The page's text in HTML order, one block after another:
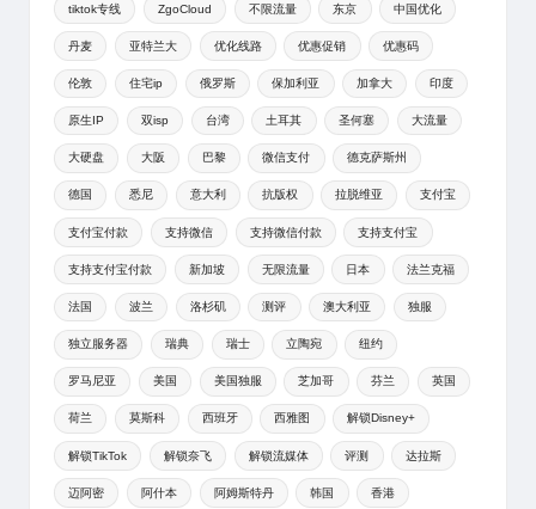
tiktok专线 ZgoCloud 不限流量 东京 中国优化
丹麦 亚特兰大 优化线路 优惠促销 优惠码
伦敦 住宅ip 俄罗斯 保加利亚 加拿大 印度
原生IP 双isp 台湾 土耳其 圣何塞 大流量
大硬盘 大阪 巴黎 微信支付 德克萨斯州
德国 悉尼 意大利 抗版权 拉脱维亚 支付宝
支付宝付款 支持微信 支持微信付款 支持支付宝
支持支付宝付款 新加坡 无限流量 日本 法兰克福
法国 波兰 洛杉矶 测评 澳大利亚 独服
独立服务器 瑞典 瑞士 立陶宛 纽约
罗马尼亚 美国 美国独服 芝加哥 芬兰 英国
荷兰 莫斯科 西班牙 西雅图 解锁Disney+
解锁TikTok 解锁奈飞 解锁流媒体 评测 达拉斯
迈阿密 阿什本 阿姆斯特丹 韩国 香港